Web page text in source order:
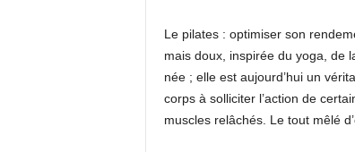
Le pilates : optimiser son
mais doux, inspirée du yoga, de
née ; elle est aujourd’hui un
corps à solliciter l’action de
muscles relâchés. Le tout mêlé